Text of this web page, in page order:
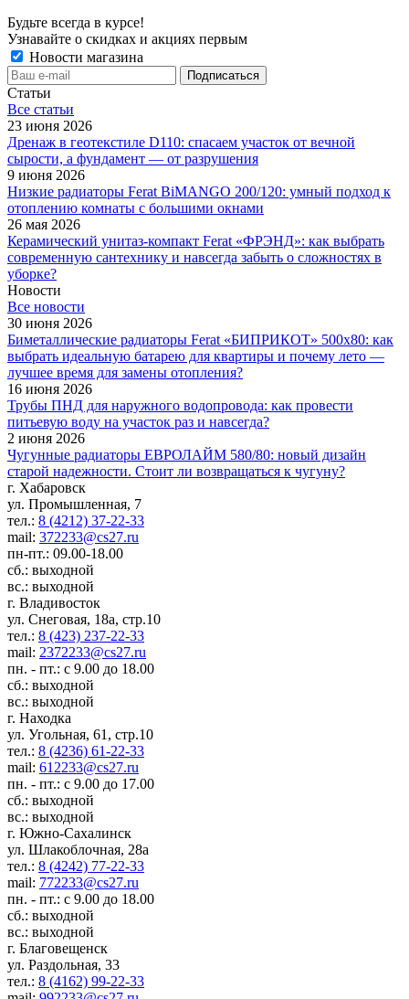
Будьте всегда в курсе!
Узнавайте о скидках и акциях первым
Новости магазина
Статьи
Все cтатьи
23 июня 2026
Дренаж в геотекстиле D110: спасаем участок от вечной
сырости, а фундамент — от разрушения
9 июня 2026
Низкие радиаторы Ferat BiMANGO 200/120: умный подход к
отоплению комнаты с большими окнами
26 мая 2026
Керамический унитаз-компакт Ferat «ФРЭНД»: как выбрать
современную сантехнику и навсегда забыть о сложностях в
уборке?
Новости
Все новости
30 июня 2026
Биметаллические радиаторы Ferat «БИПРИКОТ» 500x80: как
выбрать идеальную батарею для квартиры и почему лето —
лучшее время для замены отопления?
16 июня 2026
Трубы ПНД для наружного водопровода: как провести
питьевую воду на участок раз и навсегда?
2 июня 2026
Чугунные радиаторы ЕВРОЛАЙМ 580/80: новый дизайн
старой надежности. Стоит ли возвращаться к чугуну?
г. Хабаровск
ул. Промышленная, 7
тел.: 8 (4212) 37-22-33
mail: 372233@cs27.ru
пн-пт.: 09.00-18.00
сб.: выходной
вс.: выходной
г. Владивосток
ул. Снеговая, 18а, стр.10
тел.: 8 (423) 237-22-33
mail: 2372233@cs27.ru
пн. - пт.: с 9.00 до 18.00
сб.: выходной
вс.: выходной
г. Находка
ул. Угольная, 61, стр.10
тел.: 8 (4236) 61-22-33
mail: 612233@cs27.ru
пн. - пт.: с 9.00 до 17.00
сб.: выходной
вс.: выходной
г. Южно-Сахалинск
ул. Шлакоблочная, 28а
тел.: 8 (4242) 77-22-33
mail: 772233@cs27.ru
пн. - пт.: с 9.00 до 18.00
сб.: выходной
вс.: выходной
г. Благовещенск
ул. Раздольная, 33
тел.: 8 (4162) 99-22-33